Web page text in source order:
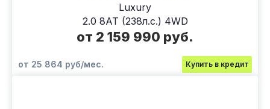
Luxury
2.0 8AT (238л.с.) 4WD
от 2 159 990 руб.
от 25 864 руб/мес. Купить в кредит